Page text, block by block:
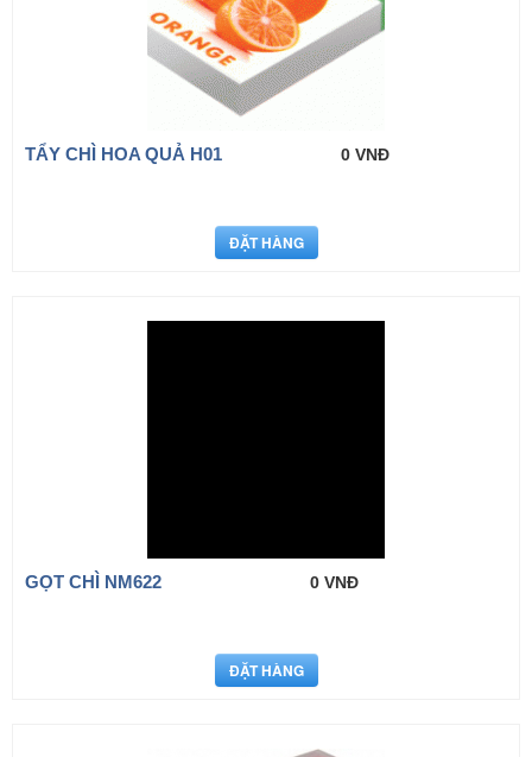
TẨY CHÌ HOA QUẢ H01 0 VNĐ
GỌT CHÌ NM622 0 VNĐ